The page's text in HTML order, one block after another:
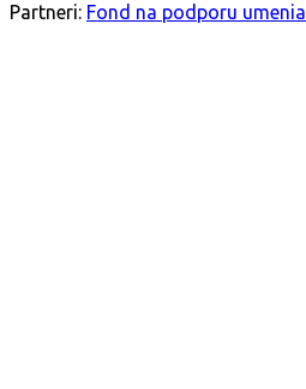
Partneri: Fond na podporu umenia